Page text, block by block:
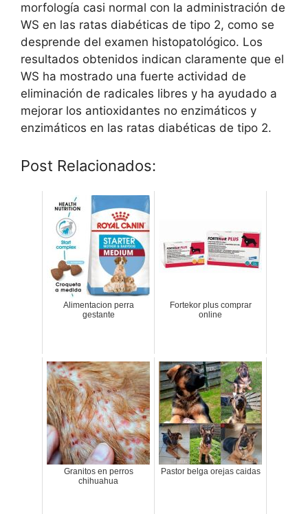
morfología casi normal con la administración de
WS en las ratas diabéticas de tipo 2, como se
desprende del examen histopatológico. Los
resultados obtenidos indican claramente que el
WS ha mostrado una fuerte actividad de
eliminación de radicales libres y ha ayudado a
mejorar los antioxidantes no enzimáticos y
enzimáticos en las ratas diabéticas de tipo 2.
Post Relacionados:
Alimentacion perra
gestante
Fortekor plus comprar
online
Granitos en perros
chihuahua
Pastor belga orejas caidas